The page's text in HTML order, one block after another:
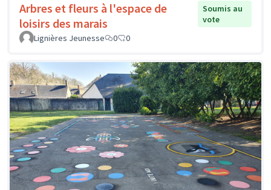
Arbres et fleurs à l'espace de
loisirs des marais
Soumis au
vote
Lignières Jeunesse
0 0